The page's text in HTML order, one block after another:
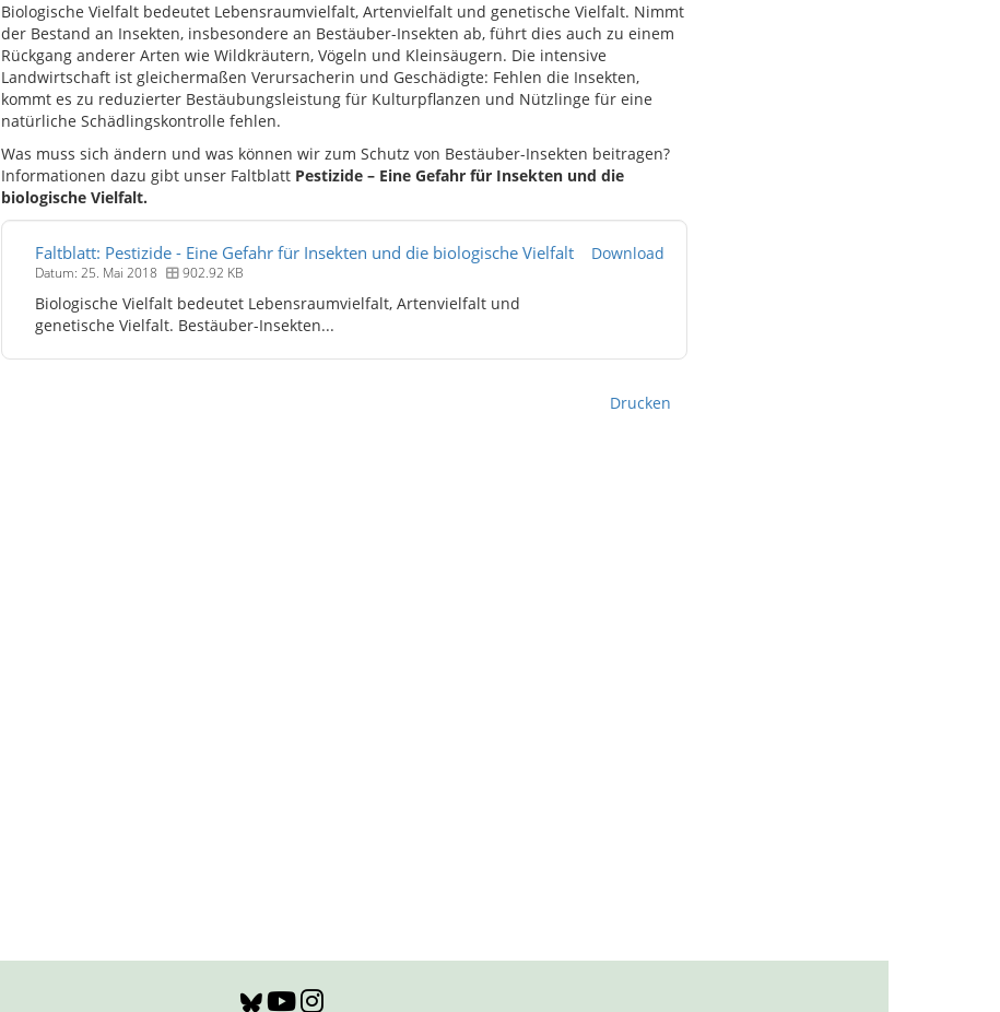
Biologische Vielfalt bedeutet Lebensraumvielfalt, Artenvielfalt und genetische Vielfalt. Nimmt
der Bestand an Insekten, insbesondere an Bestäuber-Insekten ab, führt dies auch zu einem
Rückgang anderer Arten wie Wildkräutern, Vögeln und Kleinsäugern. Die intensive
Landwirtschaft ist gleichermaßen Verursacherin und Geschädigte: Fehlen die Insekten,
kommt es zu reduzierter Bestäubungsleistung für Kulturpflanzen und Nützlinge für eine
natürliche Schädlingskontrolle fehlen.
Was muss sich ändern und was können wir zum Schutz von Bestäuber-Insekten beitragen?
Informationen dazu gibt unser Faltblatt Pestizide – Eine Gefahr für Insekten und die
biologische Vielfalt.
Faltblatt: Pestizide - Eine Gefahr für Insekten und die biologische Vielfalt
Datum: 25. Mai 2018 902.92 KB
Biologische Vielfalt bedeutet Lebensraumvielfalt, Artenvielfalt und
genetische Vielfalt. Bestäuber-Insekten...
Download
Drucken